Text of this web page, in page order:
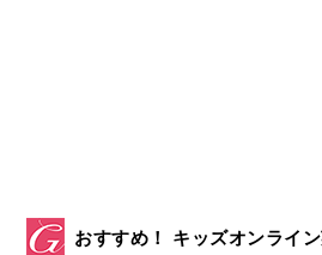
時には「ほんと〜！？！？！ど
おすすめ！ キッズオンライ